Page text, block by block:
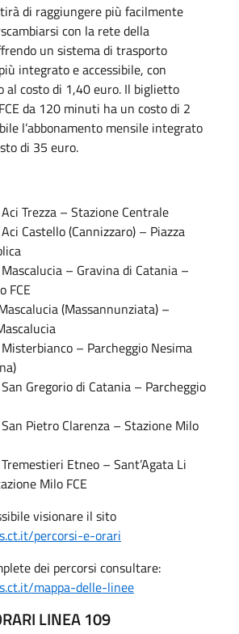
di raggiungere più facilmente
con la rete della
un sistema di trasporto
integrato e accessibile, con
al costo di 1,40 euro. Il biglietto
da 120 minuti ha un costo di 2
l’abbonamento mensile integrato
di 35 euro.
Trezza – Stazione Centrale
Castello (Cannizzaro) – Piazza
– Gravina di Catania –
FCE
(Massannunziata) –
– Parcheggio Nesima
Gregorio di Catania – Parcheggio
Pietro Clarenza – Stazione Milo
Etneo – Sant’Agata Li
Milo FCE
visionare il sito
percorsi-e-orari
dei percorsi consultare:
mappa-delle-linee
LINEA 109